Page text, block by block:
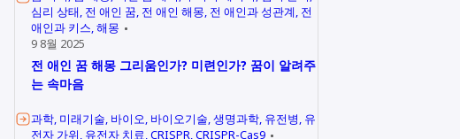
심리 상태 전 애인 꿈 전 애인 해몽 전 애인과 성관계 전
애인과 키스 해몽
9 8월 2025
전 애인 꿈 해몽 그리움인가? 미련인가? 꿈이 알려주
는 속마음
과학 미래기술 바이오 바이오기술 생명과학 유전병 유
전자 가위 유전자 치료 CRISPR CRISPR-Cas9